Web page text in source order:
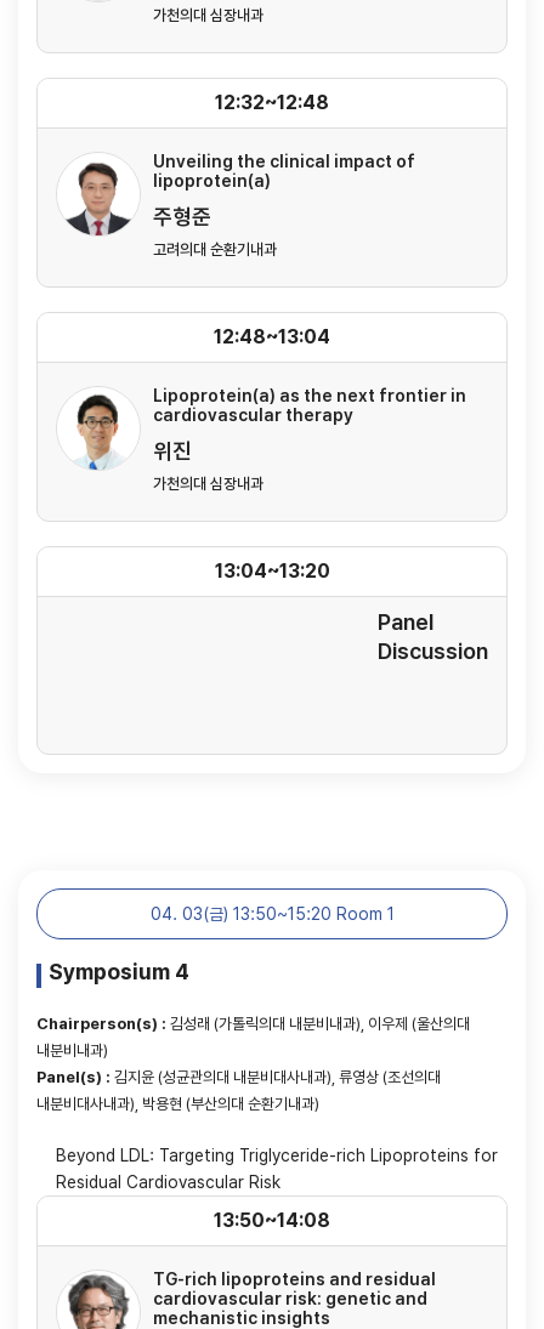
가천의대 심장내과
Unveiling the clinical impact of
lipoprotein(a)
주형준
고려의대 순환기내과
12:32~12:48
Lipoprotein(a) as the next frontier in
cardiovascular therapy
위진
가천의대 심장내과
12:48~13:04
Panel
Discussion
13:04~13:20
04. 03(금) 13:50~15:20 Room 1
Symposium 4
Chairperson(s) : 김성래 (가톨릭의대 내분비내과), 이우제 (울산의대
내분비내과)
Panel(s) : 김지윤 (성균관의대 내분비대사내과), 류영상 (조선의대
내분비대사내과), 박용현 (부산의대 순환기내과)
Beyond LDL: Targeting Triglyceride-rich Lipoproteins for
Residual Cardiovascular Risk
TG-rich lipoproteins and residual
cardiovascular risk: genetic and
mechanistic insights
13:50~14:08